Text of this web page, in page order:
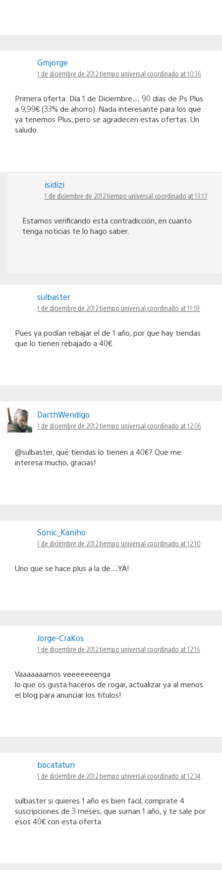
Gmjorge
1 de diciembre de 2012 tiempo universal coordinado at 10:36
Primera oferta: Día 1 de Diciembre… 90 días de Ps Plus
a 9,99€ (33% de ahorro). Nada interesante para los que
ya tenemos Plus, pero se agradecen estas ofertas. Un
saludo.
isidizi
1 de diciembre de 2012 tiempo universal coordinado at 13:17
Estamos verificando esta contradicción, en cuanto
tenga noticias te lo hago saber.
sulbaster
1 de diciembre de 2012 tiempo universal coordinado at 11:59
Pues ya podían rebajar el de 1 año, por que hay tiendas
que lo tienen rebajado a 40€.
DarthWendigo
1 de diciembre de 2012 tiempo universal coordinado at 12:06
@sulbaster, qué tiendas lo tienen a 40€? Que me
interesa mucho, gracias!
Sonic_Kaniho
1 de diciembre de 2012 tiempo universal coordinado at 12:10
Uno que se hace plus a la de…YA!
Jorge-CraKos
1 de diciembre de 2012 tiempo universal coordinado at 12:16
Vaaaaaaamos veeeeeeenga
lo que os gusta haceros de rogar, actualizar ya al menos
el blog para anunciar los titulos!
bocatatun
1 de diciembre de 2012 tiempo universal coordinado at 12:34
sulbaster si quieres 1 año es bien facil, comprate 4
suscripciones de 3 meses, que suman 1 año, y te sale por
esos 40€ con esta oferta